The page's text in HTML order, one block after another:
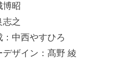
博昭
志之
：中西やすひろ
デザイン：髙野 綾